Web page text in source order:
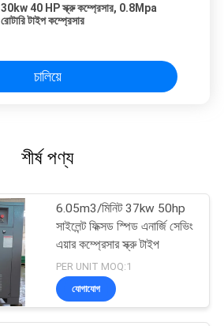
30kw 40 HP স্ক্রু কম্প্রেসার, 0.8Mpa
রোটারি টাইপ কম্প্রেসার
চালিয়ে
শীর্ষ পণ্য
6.05m3/মিনিট 37kw 50hp
সাইলেন্ট ফিক্সড স্পিড এনার্জি সেভিং
এয়ার কম্প্রেসার স্ক্রু টাইপ
PER UNIT MOQ:1
যোগাযোগ